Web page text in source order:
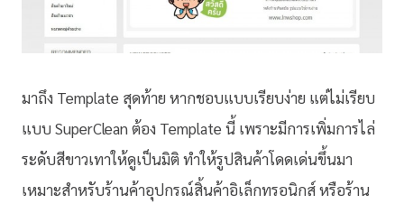
มาถึง Template สุดท้าย หากชอบแบบเรียบง่าย แต่ไม่เรียบ
แบบ SuperClean ต้อง Template นี้ เพราะมีการเพิ่มการไล่
ระดับสีขาวเทาให้ดูเป็นมิติ ทำให้รูปสินค้าโดดเด่นขึ้นมา
เหมาะสำหรับร้านค้าอุปกรณ์สิ้นค้าอิเล็กทรอนิกส์ หรือร้าน